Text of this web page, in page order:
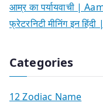
आम्र का पर्यायवाची |
फ्रेटरनिटी मीनिंग इन
Categories
12 Zodiac Name